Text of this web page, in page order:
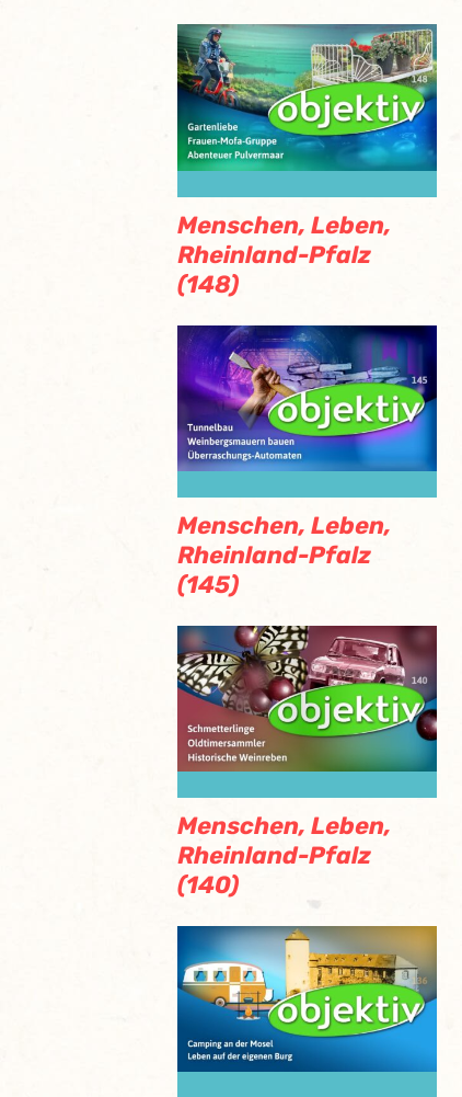
Menschen, Leben,
Rheinland-Pfalz
(148)
Menschen, Leben,
Rheinland-Pfalz
(145)
Menschen, Leben,
Rheinland-Pfalz
(140)